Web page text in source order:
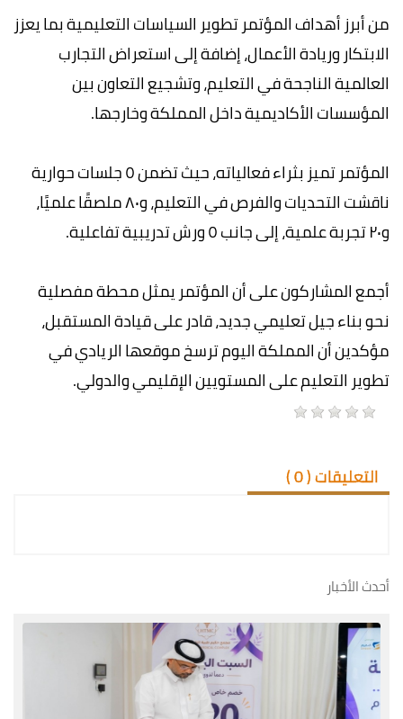
من أبرز أهداف المؤتمر تطوير السياسات التعليمية بما يعزز
الابتكار وريادة الأعمال، إضافة إلى استعراض التجارب
العالمية الناجحة في التعليم، وتشجيع التعاون بين
المؤسسات الأكاديمية داخل المملكة وخارجها.
المؤتمر تميز بثراء فعالياته، حيث تضمن ٥ جلسات حوارية
ناقشت التحديات والفرص في التعليم، و٨٠ ملصقًا علميًا،
و٢٠ تجربة علمية، إلى جانب ٥ ورش تدريبية تفاعلية.
أجمع المشاركون على أن المؤتمر يمثل محطة مفصلية
نحو بناء جيل تعليمي جديد، قادر على قيادة المستقبل،
مؤكدين أن المملكة اليوم ترسخ موقعها الريادي في
تطوير التعليم على المستويين الإقليمي والدولي.
التعليقات (0
)
أحدث الأخبار